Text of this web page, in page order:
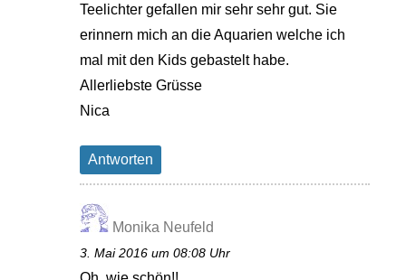
Teelichter gefallen mir sehr sehr gut. Sie
erinnern mich an die Aquarien welche ich
mal mit den Kids gebastelt habe.
Allerliebste Grüsse
Nica
Antworten
Monika Neufeld
3. Mai 2016 um 08:08 Uhr